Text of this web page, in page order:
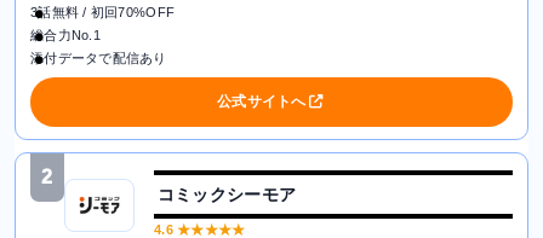
3話無料 / 初回70%OFF
総合力No.1
添付データで配信あり
公式サイトへ
2
コミックシーモア
4.6★★★★★